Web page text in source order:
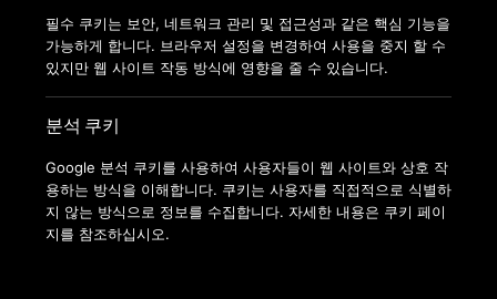
COPYRIGHT © 2022 ANYTIMEFITNESSKOREA ALL RIGHTS
필수 쿠키는 보안, 네트워크 관리 및 접근성과 같은 핵심 기능을
가능하게 합니다. 브라우저 설정을 변경하여 사용을 중지 할 수
있지만 웹 사이트 작동 방식에 영향을 줄 수 있습니다.
분석 쿠키
Google 분석 쿠키를 사용하여 사용자들이 웹 사이트와 상호 작
용하는 방식을 이해합니다. 쿠키는 사용자를 직접적으로 식별하
지 않는 방식으로 정보를 수집합니다. 자세한 내용은 쿠키 페이
지를 참조하십시오.